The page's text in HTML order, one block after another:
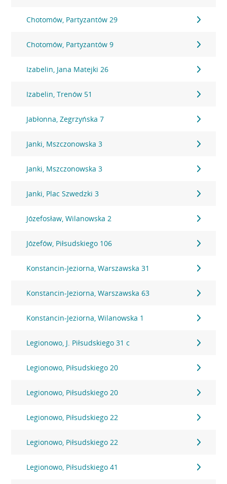
Chotomów, Partyzantów 29
Chotomów, Partyzantów 9
Izabelin, Jana Matejki 26
Izabelin, Trenów 51
Jabłonna, Zegrzyńska 7
Janki, Mszczonowska 3
Janki, Mszczonowska 3
Janki, Plac Szwedzki 3
Józefosław, Wilanowska 2
Józefów, Piłsudskiego 106
Konstancin-Jeziorna, Warszawska 31
Konstancin-Jeziorna, Warszawska 63
Konstancin-Jeziorna, Wilanowska 1
Legionowo, J. Piłsudskiego 31 c
Legionowo, Piłsudskiego 20
Legionowo, Piłsudskiego 20
Legionowo, Piłsudskiego 22
Legionowo, Piłsudskiego 22
Legionowo, Piłsudskiego 41